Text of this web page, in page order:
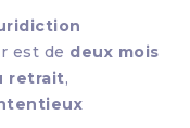
est de deux mois
retrait,